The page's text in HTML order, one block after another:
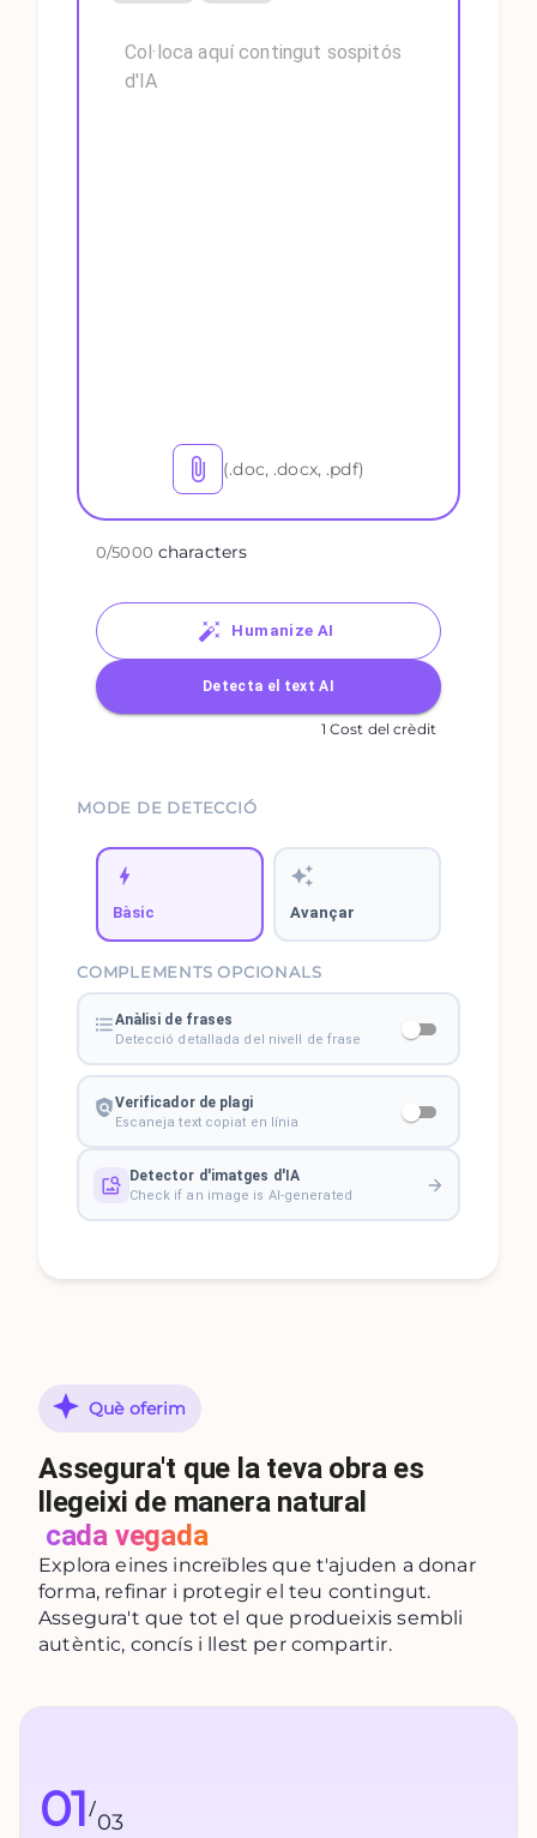
(.doc, .docx, .pdf)
0/5000 characters
Humanize AI
Detecta el text AI
1 Cost del crèdit
MODE DE DETECCIÓ
Bàsic Avançar
COMPLEMENTS OPCIONALS
Anàlisi de frases
Detecció detallada del nivell de frase
Verificador de plagi
Escaneja text copiat en línia
Detector d'imatges d'IA
Check if an image is AI-generated
Què oferim
Assegura't que la teva obra es
llegeixi de manera natural
cada vegada
Explora eines increïbles que t'ajuden a donar
forma, refinar i protegir el teu contingut.
Assegura't que tot el que produeixis sembli
autèntic, concís i llest per compartir.
01 /
03